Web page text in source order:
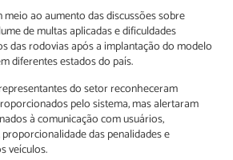
ao aumento das discussões sobre
de multas aplicadas e dificuldades
das rodovias após a implantação do modelo
diferentes estados do país.
do setor reconheceram
pelo sistema, mas alertaram
à comunicação com usuários,
das penalidades e
veículos.